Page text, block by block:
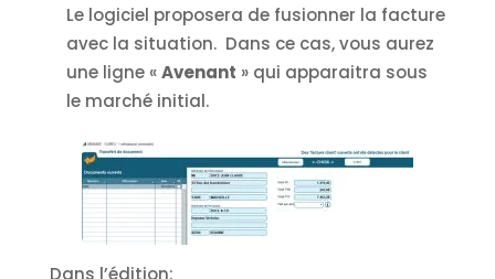
Le logiciel proposera de fusionner la facture
avec la situation. Dans ce cas, vous aurez
une ligne «Avenant » qui apparaitra sous
le marché initial.
Dans l’édition: